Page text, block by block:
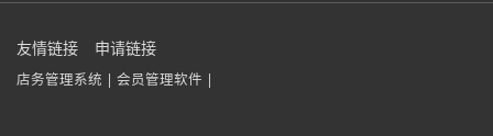
友情链接 申请链接
店务管理系统 | 会员管理软件 |